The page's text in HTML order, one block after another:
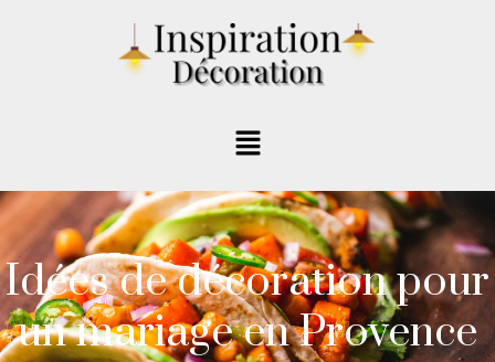
Idées de décoration pour
un mariage en Provence